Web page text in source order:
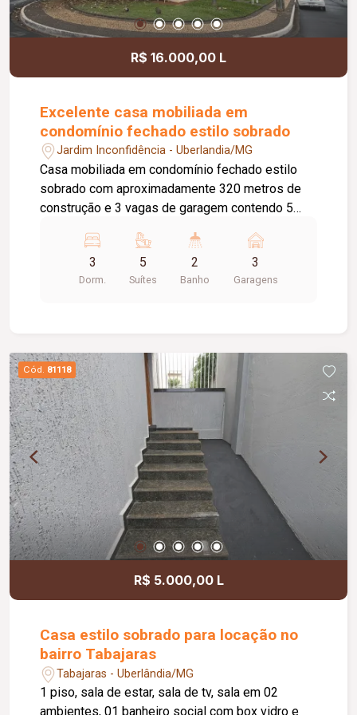
para hospedes, escritório ou uso independente;
01 suíte master com closet amplo; 02 suítes
adicionais, todas com armários planejados. A
garagem dispõe de 03 vagas cobertas e 03
reforçando o caráter arquitetônico diferenciado
do imóvel.
R$ 16.000,00 L
Excelente casa mobiliada em
condomínio fechado estilo sobrado
Jardim Inconfidência - Uberlandia/MG
Casa mobiliada em condomínio fechado estilo
sobrado com aproximadamente 320 metros de
construção e 3 vagas de garagem contendo 5
master com closet e hidro, sala em 3 ambientes
sendo 1 com painel de tv e ar condicionado,
escritório com ar condicionado, cozinha planejada
sauna, ducha, banheiro externo. Condomínio com
portaria 24hrs, salão de festas, quadras
esportivas, playgraud
3
Dorm.
5
Suítes
2
Banho
3
Garagens
Cód. 81118
R$ 5.000,00 L
Casa estilo sobrado para locação no
bairro Tabajaras
Tabajaras - Uberlândia/MG
1 piso, sala de estar, sala de tv, sala em 02
ambientes, 01 banheiro social com box vidro e